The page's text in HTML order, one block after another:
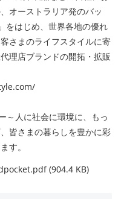
オーストラリア発のバッ
をはじめ、世界各地の優れ
さまのライフスタイルに寄
理店ブランドの開拓・拡販
～人に社会に環境に、もっ
皆さまの暮らしを豊かに彩
す。
(904.4 KB)